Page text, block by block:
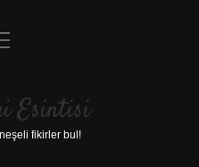
Uyarı
Esintisi
fikirler bul!